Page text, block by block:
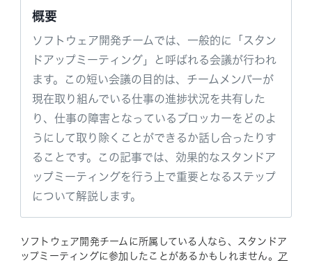
概要
ソフトウェア開発チームでは、一般的に「スタン
ドアップミーティング」と呼ばれる会議が行われ
ます。この短い会議の目的は、チームメンバーが
現在取り組んでいる仕事の進捗状況を共有した
り、仕事の障害となっているブロッカーをどのよ
うにして取り除くことができるか話し合ったりす
ることです。この記事では、効果的なスタンドア
ップミーティングを行う上で重要となるステップ
について解説します。
ソフトウェア開発チームに所属している人なら、スタンドア
ップミーティングに参加したことがあるかもしれません。 ア